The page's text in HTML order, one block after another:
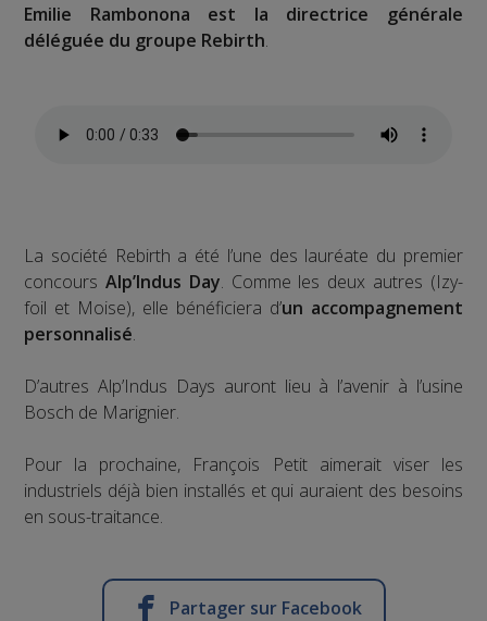
Emilie Rambonona est la directrice générale
déléguée du groupe Rebirth.
La société Rebirth a été l’une des lauréate du premier
concoursAlp’Indus Day. Comme les deux autres (Izy-
foil et Moise), elle bénéficiera d’un accompagnement
personnalisé.
D’autres Alp’Indus Days auront lieu à l’avenir à l’usine
Bosch de Marignier.
Pour la prochaine, François Petit aimerait viser les
industriels déjà bien installés et qui auraient des besoins
en sous-traitance.
Partager sur Facebook